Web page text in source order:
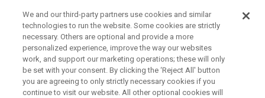
A PROPOS
MENTIONS LÉGALES
We and our third-party partners use cookies and similar
technologies to run the website. Some cookies are strictly
necessary. Others are optional and provide a more
personalized experience, improve the way our websites
work, and support our marketing operations; these will only
be set with your consent. By clicking the ‘Reject All' button
you are agreeing to only strictly necessary cookies if you
continue to visit our website. All other optional cookies will